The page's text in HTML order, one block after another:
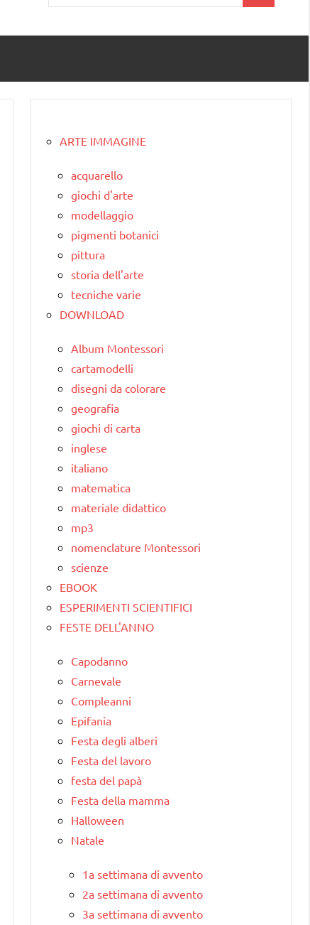
per:
ARTE IMMAGINE
acquarello
giochi d'arte
modellaggio
pigmenti botanici
pittura
storia dell'arte
tecniche varie
DOWNLOAD
Album Montessori
cartamodelli
disegni da colorare
geografia
giochi di carta
inglese
italiano
matematica
materiale didattico
mp3
nomenclature Montessori
scienze
EBOOK
ESPERIMENTI SCIENTIFICI
FESTE DELL'ANNO
Capodanno
Carnevale
Compleanni
Epifania
Festa degli alberi
Festa del lavoro
festa del papà
Festa della mamma
Halloween
Natale
1a settimana di avvento
2a settimana di avvento
3a settimana di avvento